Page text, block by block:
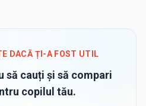
DACĂ ȚI-A FOST UTIL
să cauți și să compari
copilul tău.